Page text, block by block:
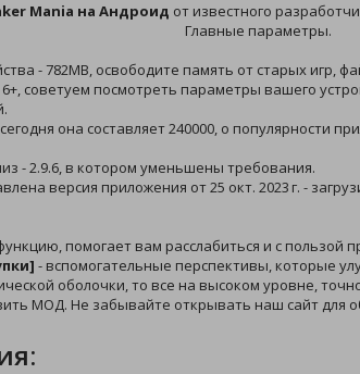
Mania на Андроид от известного
Главные параметры.
- 782MB, освободите память от старых игр,
советуем посмотреть параметры вашего
она составляет 240000, о популярности
- 2.9.6, в котором уменьшены требования.
версия приложения от 25 окт. 2023 г. -
помогает вам расслабиться и с пользой
- вспомогательные перспективы, которые
оболочки, то все на высоком уровне,
МОД. Не забывайте открывать наш сайт для